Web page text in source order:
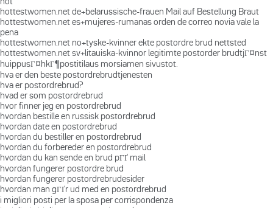
hottestwomen.net de+belarussische-frauen Mail auf Bestellung Braut
hottestwomen.net es+mujeres-rumanas orden de correo novia vale la
pena
hottestwomen.net no+tyske-kvinner ekte postordre brud nettsted
hottestwomen.net sv+litauiska-kvinnor legitimte postorder brudtjГ¤nst
huippusГ¤hkГ¶postitilaus morsiamen sivustot.
hva er den beste postordrebrudtjenesten
hva er postordrebrud?
hvad er som postordrebrud
hvor finner jeg en postordrebrud
hvordan bestille en russisk postordrebrud
hvordan date en postordrebrud
hvordan du bestiller en postordrebrud
hvordan du forbereder en postordrebrud
hvordan du kan sende en brud pГҐ mail
hvordan fungerer postordre brud
hvordan fungerer postordrebrudesider
hvordan man gГҐr ud med en postordrebrud
i migliori posti per la sposa per corrispondenza